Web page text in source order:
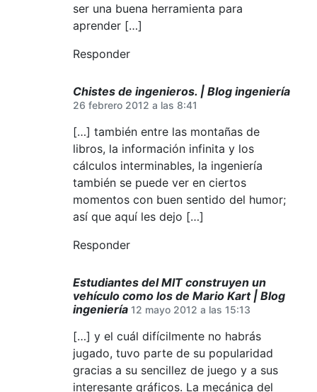
ser una buena herramienta para
aprender […]
Responder
Chistes de ingenieros. | Blog ingeniería
26 febrero 2012 a las 8:41
[…] también entre las montañas de
libros, la información infinita y los
cálculos interminables, la ingeniería
también se puede ver en ciertos
momentos con buen sentido del humor;
así que aquí les dejo […]
Responder
Estudiantes del MIT construyen un
vehículo como los de Mario Kart | Blog
ingeniería 12 mayo 2012 a las 15:13
[…] y el cuál difícilmente no habrás
jugado, tuvo parte de su popularidad
gracias a su sencillez de juego y a sus
interesante gráficos. La mecánica del